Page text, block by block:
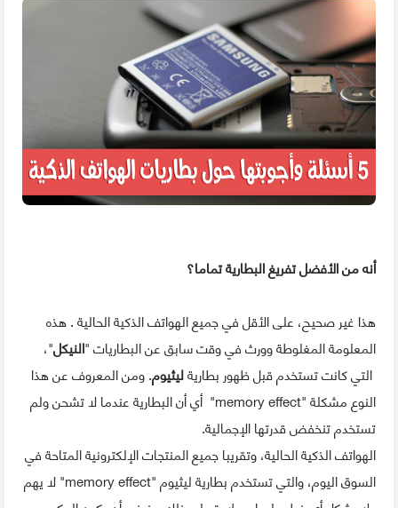
أنه من الأفضل تفريغ البطارية تماما؟
هذا غير صحيح، على الأقل في جميع الهواتف الذكية الحالية . هذه
المعلومة المغلوطة وورث في وقت سابق عن البطاريات "النيكل"،
التي كانت تستخدم قبل ظهور بطاريةليثيوم. ومن المعروف عن هذا
النوع مشكلة "memory effect" أي أن البطارية عندما لا تشحن ولم
تستخدم تنخفض قدرتها الإجمالية.
الهواتف الذكية الحالية، وتقريبا جميع المنتجات الإلكترونية المتاحة في
السوق اليوم، والتي تستخدم بطارية ليثيوم "memory effect" لا يهم